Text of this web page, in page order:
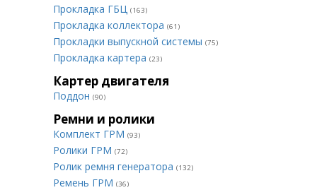
Прокладка ГБЦ (163)
Прокладка коллектора (61)
Прокладки выпускной системы (75)
Прокладка картера (23)
Картер двигателя
Поддон (90)
Ремни и ролики
Комплект ГРМ (93)
Ролики ГРМ (72)
Ролик ремня генератора (132)
Ремень ГРМ (36)